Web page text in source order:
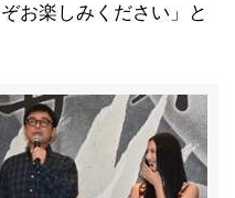
お楽しみください」と